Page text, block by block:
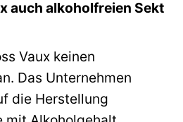
auch alkoholfreien Sekt
Vaux keinen
Das Unternehmen
die Herstellung